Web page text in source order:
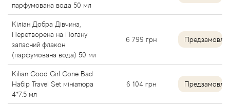
парфумована вода 50 мл
Кіліан Добра Дівчина,
Перетворена на Погану
запасний флакон
(парфумована вода) 50 мл
6 799 грн
Kilian Good Girl Gone Bad
Набір Travel Set мініатюра
4*7.5 мл
6 104 грн
Amouroud
Andre L'Arom
Angel Schlesser
Anima Mundi